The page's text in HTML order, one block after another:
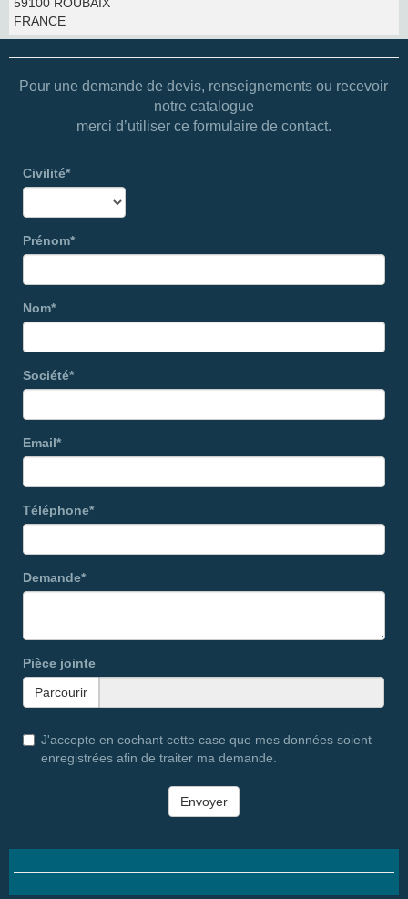
FRANCE
Pour une demande de devis, renseignements ou recevoir
notre catalogue
merci d’utiliser ce formulaire de contact.
Civilité*
Prénom*
Nom*
Société*
Email*
Téléphone*
Demande*
Pièce jointe
Parcourir
J'accepte en cochant cette case que mes données soient
enregistrées afin de traiter ma demande.
Envoyer